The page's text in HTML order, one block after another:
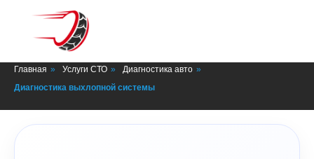
Главная » Услуги СТО » Диагностика авто »
Диагностика выхлопной системы